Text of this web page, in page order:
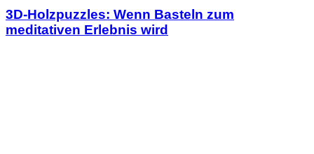
3D-Holzpuzzles: Wenn Basteln zum
meditativen Erlebnis wird